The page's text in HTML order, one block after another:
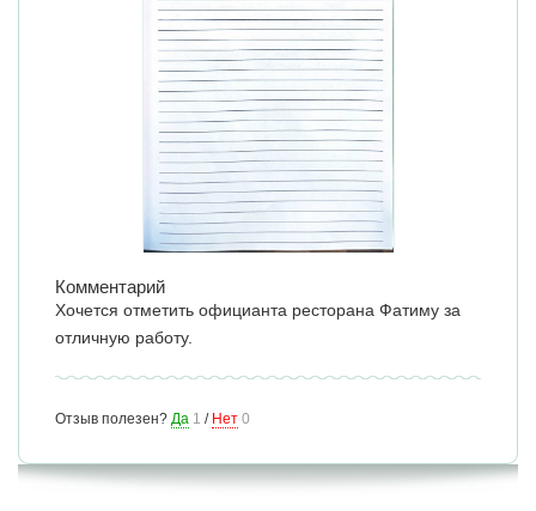
Комментарий
Хочется отметить официанта ресторана Фатиму за
отличную работу.
Отзыв полезен? Да 1 / Нет 0